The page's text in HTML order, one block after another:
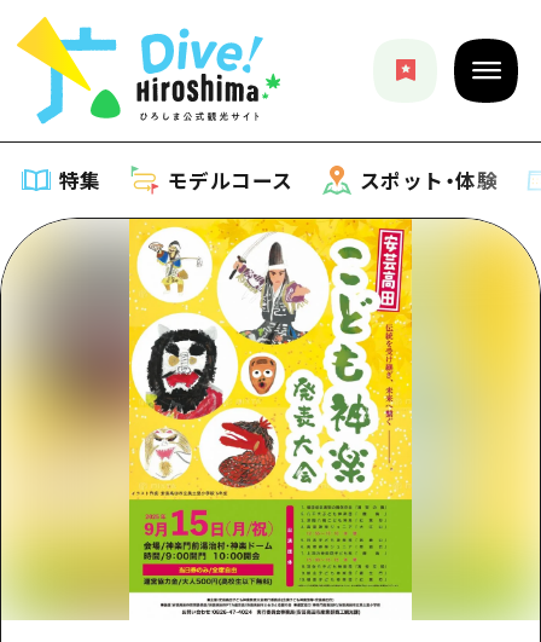
特集 モデルコース スポット・体験
特集
特集一覧
おすすめ
アート
イベント・祭り
グルメ・酒
サイクリング
モデルコース
モデルコース一覧
Dive! Hiroshima 公式ガイド
広島もしもトラベル
あたらしい非日常
広島市周辺
スポット・体験
スポット・体験一覧
広島市周辺
安芸
備後
イベント
旬情報
お役立ち情報